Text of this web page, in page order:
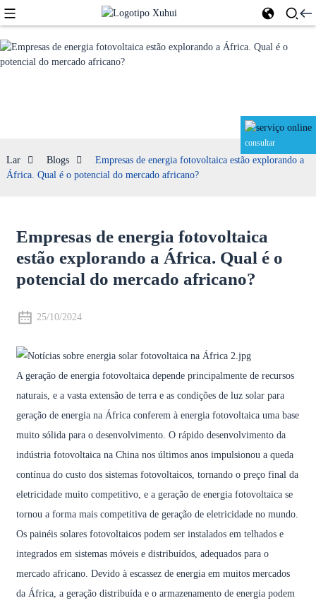
consultar
Lar Blogs
Empresas de energia fotovoltaica estão explorando a
África. Qual é o potencial do mercado africano?
Empresas de energia fotovoltaica
estão explorando a África. Qual é o
potencial do mercado africano?
25/10/2024
A geração de energia fotovoltaica depende principalmente de recursos
naturais, e a vasta extensão de terra e as condições de luz solar para
geração de energia na África conferem à energia fotovoltaica uma base
muito sólida para o desenvolvimento. O rápido desenvolvimento da
indústria fotovoltaica na China nos últimos anos impulsionou a queda
contínua do custo dos sistemas fotovoltaicos, tornando o preço final da
eletricidade muito competitivo, e a geração de energia fotovoltaica se
tornou a forma mais competitiva de geração de eletricidade no mundo.
Os painéis solares fotovoltaicos podem ser instalados em telhados e
integrados em sistemas móveis e distribuídos, adequados para o
mercado africano. Devido à escassez de energia em muitos mercados
da África, a geração distribuída e o armazenamento de energia podem